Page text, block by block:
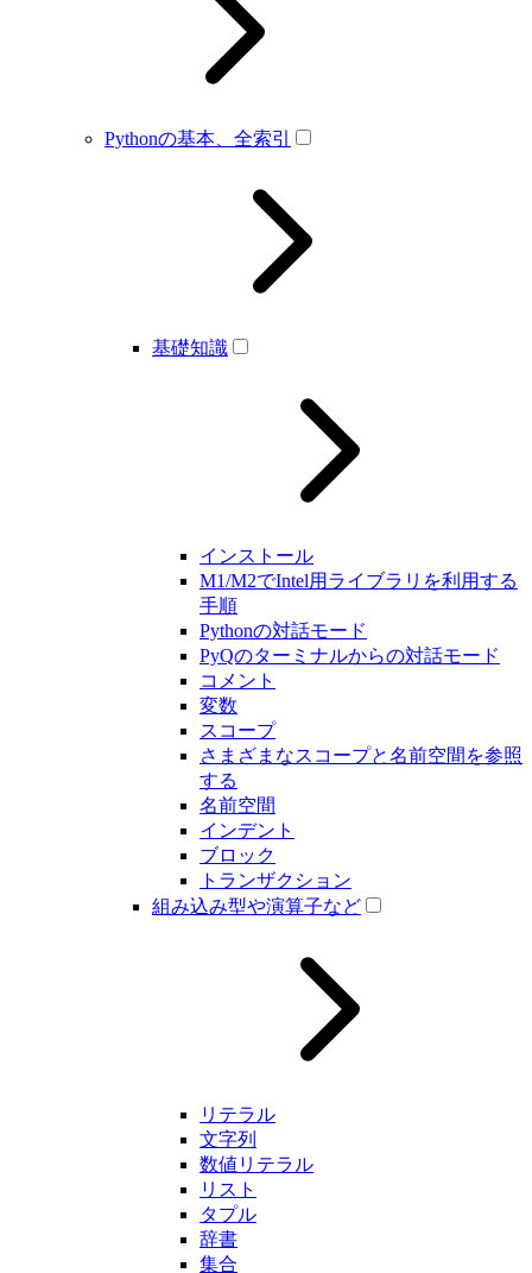
Pythonの基本、全索引
基礎知識
インストール
M1/M2でIntel用ライブラリを利用する
手順
Pythonの対話モード
PyQのターミナルからの対話モード
コメント
変数
スコープ
さまざまなスコープと名前空間を参照
する
名前空間
インデント
ブロック
トランザクション
組み込み型や演算子など
リテラル
文字列
数値リテラル
リスト
タプル
辞書
集合